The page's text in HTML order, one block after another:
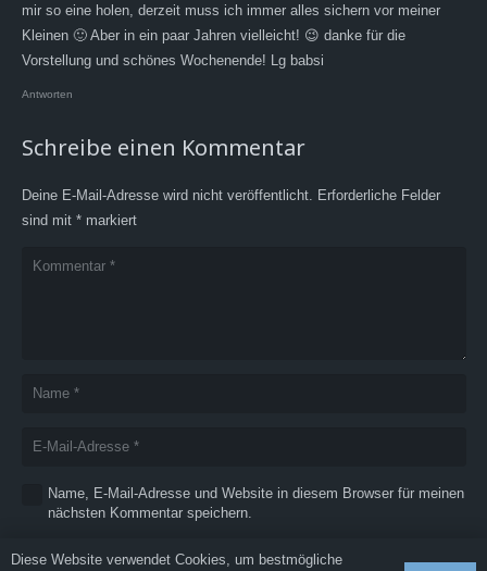
mir so eine holen, derzeit muss ich immer alles sichern vor meiner
Kleinen 🙂 Aber in ein paar Jahren vielleicht! 😉 danke für die
Vorstellung und schönes Wochenende! Lg babsi
Antworten
Schreibe einen Kommentar
Deine E-Mail-Adresse wird nicht veröffentlicht. Erforderliche Felder
sind mit *markiert
Name, E-Mail-Adresse und Website in diesem Browser für meinen
nächsten Kommentar speichern.
KOMMENTAR ABSCHICKEN
Diese Website verwendet Cookies, um bestmögliche